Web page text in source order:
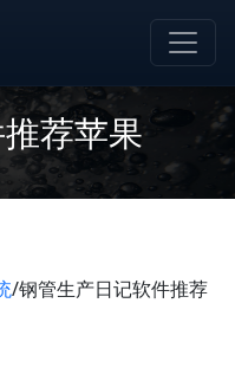
荐苹果
/钢管生产日记软件推荐